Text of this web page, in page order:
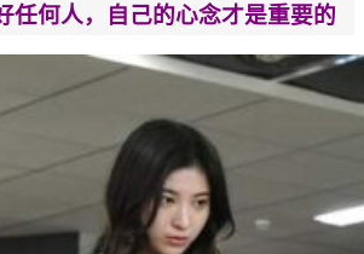
任何人，自己的心念才是重要的